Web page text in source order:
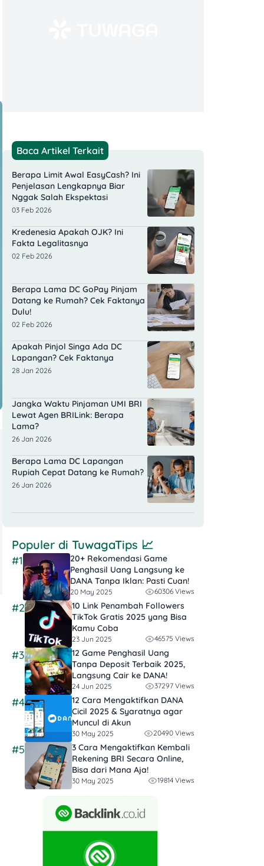
Baca Artikel Terkait
Berapa Limit Awal EasyCash? Ini
Penjelasan Lengkapnya Biar
Nggak Salah Ekspektasi
03 Feb 2026
Kredenesia Apakah OJK? Ini
Fakta Legalitasnya
02 Feb 2026
Berapa Lama DC GoPay Pinjam
Datang ke Rumah? Cek Faktanya
Dulu!
02 Feb 2026
Apakah Pinjol Singa Ada DC
Lapangan? Cek Faktanya
28 Jan 2026
Jangka Waktu Pinjaman UMI BRI
Lewat Agen BRILink: Berapa
Lama?
26 Jan 2026
Berapa Lama DC Lapangan
Rupiah Cepat Datang ke Rumah?
26 Jan 2026
Populer di TuwagaTips 📈
#1
20+ Rekomendasi Game
Penghasil Uang Langsung ke
DANA Tanpa Iklan​: Pasti Cuan!
20 May 2025 60306 Views
#2
10 Link Penambah Followers
TikTok Gratis​ 2025 yang Bisa
Kamu Coba
23 Jun 2025 46575 Views
#3
12 Game Penghasil Uang
Tanpa Deposit Terbaik 2025,
Langsung Cair ke DANA!
24 Jun 2025 37297 Views
#4
12 Cara Mengaktifkan DANA
Cicil 2025 & Syaratnya agar
Muncul di Akun
30 May 2025 20490 Views
#5
3 Cara Mengaktifkan Kembali
Rekening BRI Secara Online,
Bisa dari Mana Aja!
30 May 2025 19814 Views